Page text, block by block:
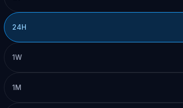
24H
1W
1M